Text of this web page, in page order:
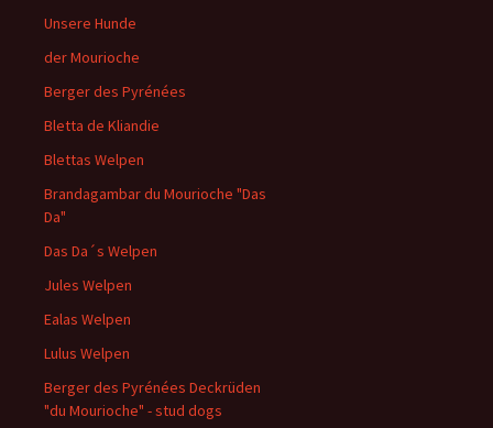
Unsere Hunde
der Mourioche
Berger des Pyrénées
Bletta de Kliandie
Blettas Welpen
Brandagambar du Mourioche "Das
Da"
Das Da´s Welpen
Jules Welpen
Ealas Welpen
Lulus Welpen
Berger des Pyrénées Deckrüden
"du Mourioche" - stud dogs